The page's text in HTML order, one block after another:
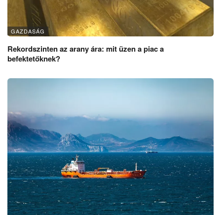
GAZDASÁG
Rekordszinten az arany ára: mit üzen a piac a
befektetőknek?